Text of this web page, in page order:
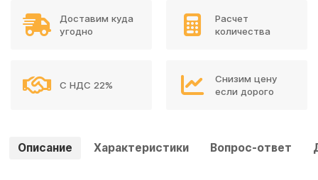
Доставим куда
угодно
Расчет
количества
С НДС 22%
Снизим цену
если дорого
Описание Характеристики Вопрос-ответ